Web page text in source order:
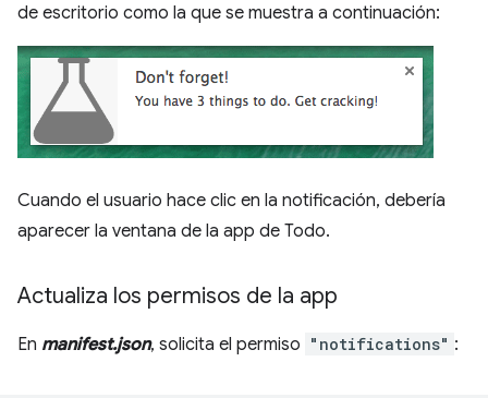
de escritorio como la que se muestra a continuación:
Cuando el usuario hace clic en la notificación, debería
aparecer la ventana de la app de Todo.
Actualiza los permisos de la app
En manifest.json, solicita el permiso "notifications" :